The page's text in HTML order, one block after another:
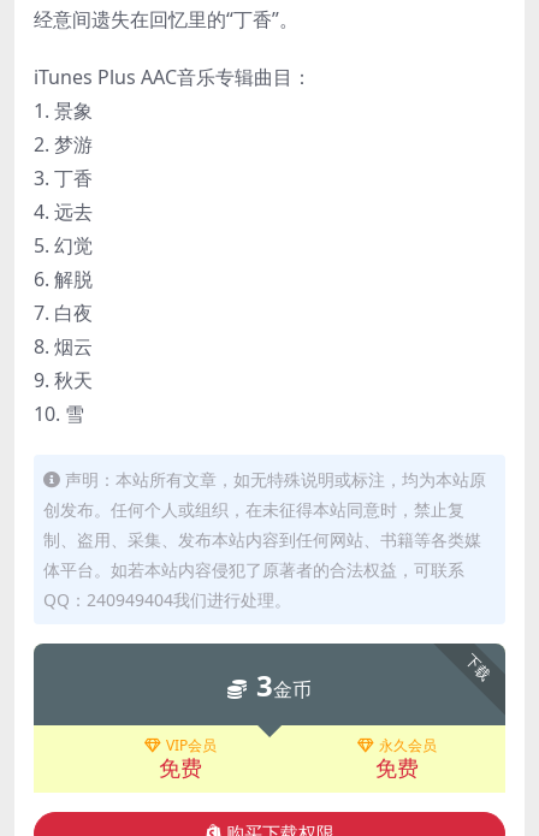
经意间遗失在回忆里的“丁香”。
iTunes Plus AAC音乐专辑曲目：
1. 景象
2. 梦游
3. 丁香
4. 远去
5. 幻觉
6. 解脱
7. 白夜
8. 烟云
9. 秋天
10. 雪
声明：本站所有文章，如无特殊说明或标注，均为本站原
创发布。任何个人或组织，在未征得本站同意时，禁止复
制、盗用、采集、发布本站内容到任何网站、书籍等各类媒
体平台。如若本站内容侵犯了原著者的合法权益，可联系
QQ：240949404我们进行处理。
下载
3金币
VIP会员
免费
永久会员
免费